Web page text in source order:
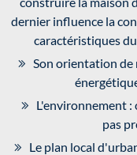
dernier influence la
caractéristiques
Son orientation de
L'environnement
pas
Le plan local